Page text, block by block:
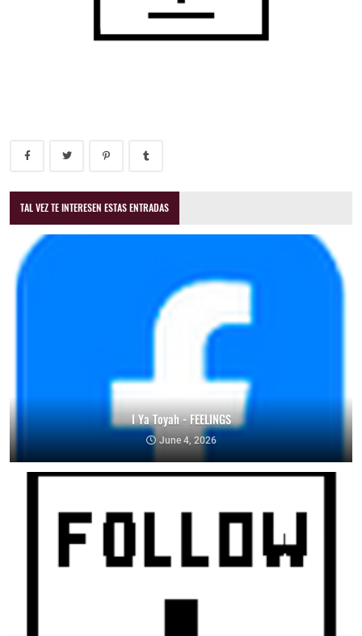
TAL VEZ TE INTERESEN ESTAS ENTRADAS
I Ya Toyah - FEELINGS
June 4, 2026